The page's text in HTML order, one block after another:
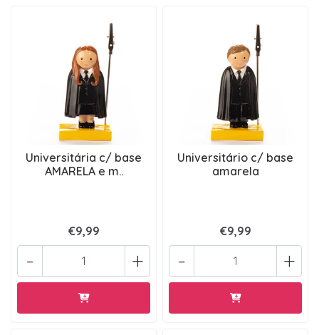
Universitária c/ base
AMARELA e m..
€9,99
+
-
Universitário c/ base
amarela
€9,99
+
-